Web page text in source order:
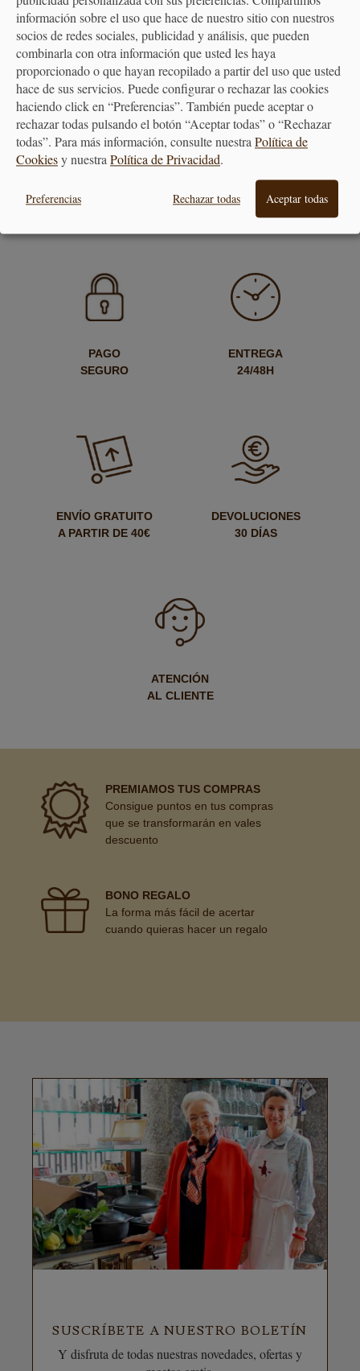
Copa Riedel Vinum
Chardonnay / Montrachet...
49,00 €
PAGO
SEGURO
ENTREGA
24/48H
ENVÍO GRATUITO
A PARTIR DE 40€
DEVOLUCIONES
30 DÍAS
ATENCIÓN
AL CLIENTE
PREMIAMOS TUS COMPRAS
Consigue puntos en tus compras
que se transformarán en vales
descuento
BONO REGALO
La forma más fácil de acertar
cuando quieras hacer un regalo
SUSCRÍBETE A NUESTRO BOLETÍN
Y disfruta de todas nuestras novedades, ofertas y
información sobre el uso que hace de nuestro sitio con nuestros
socios de redes sociales, publicidad y análisis, que pueden
combinarla con otra información que usted les haya
proporcionado o que hayan recopilado a partir del uso que usted
hace de sus servicios. Puede configurar o rechazar las cookies
haciendo click en “Preferencias”. También puede aceptar o
rechazar todas pulsando el botón “Aceptar todas” o “Rechazar
todas”. Para más información, consulte nuestraPolítica de
Cookiesy nuestraPolítica de Privacidad.
Preferencias Rechazar todas Aceptar todas